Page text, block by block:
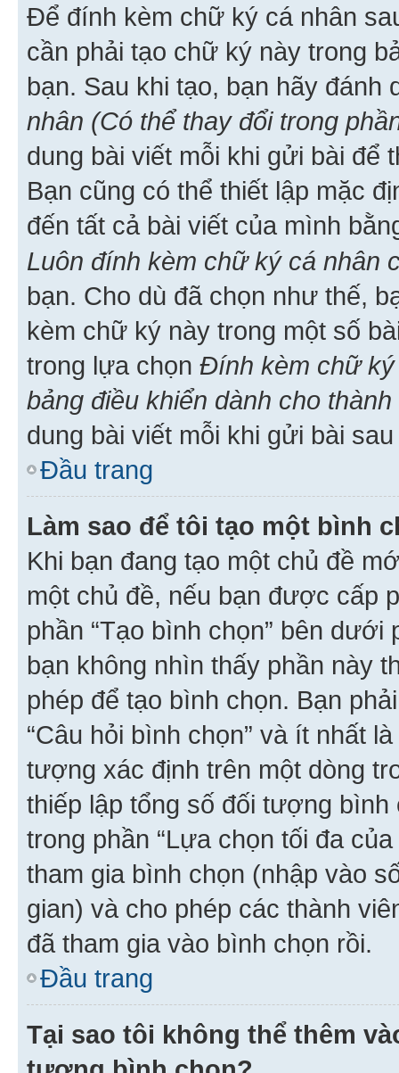
Để đính kèm chữ ký cá nhân
cần phải tạo chữ ký này trong
bạn. Sau khi tạo, bạn hãy
nhân (Có thể thay đổi trong
dung bài viết mỗi khi gửi bài để
Bạn cũng có thể thiết lập mặc
đến tất cả bài viết của mình
Luôn đính kèm chữ ký cá nhân
bạn. Cho dù đã chọn như thế,
kèm chữ ký này trong một số
trong lựa chọn Đính kèm chữ
bảng điều khiển dành cho
dung bài viết mỗi khi gửi bài sau
Đầu trang
Làm sao để tôi tạo một bình
Khi bạn đang tạo một chủ đề
một chủ đề, nếu bạn được cấp
phần “Tạo bình chọn” bên
bạn không nhìn thấy phần này
phép để tạo bình chọn. Bạn
“Câu hỏi bình chọn” và ít nhất
tượng xác định trên một dòng
thiếp lập tổng số đối tượng
trong phần “Lựa chọn tối đa
tham gia bình chọn (nhập vào
gian) và cho phép các thành
đã tham gia vào bình chọn rồi.
Đầu trang
Tại sao tôi không thể thêm